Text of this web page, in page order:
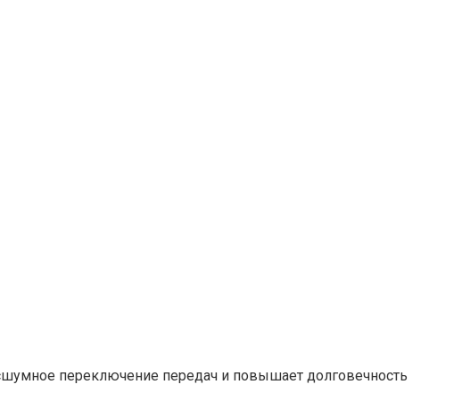
переключение передач и повышает долговечность